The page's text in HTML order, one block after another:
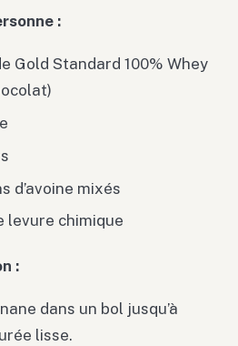
:
Gold Standard 100% Whey
d’avoine mixés
levure chimique
:
dans un bol jusqu’à
lisse.